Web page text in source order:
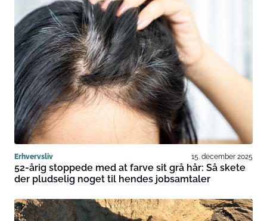
Erhvervsliv 15. december 2025
52-årig stoppede med at farve sit grå hår: Så skete
der pludselig noget til hendes jobsamtaler